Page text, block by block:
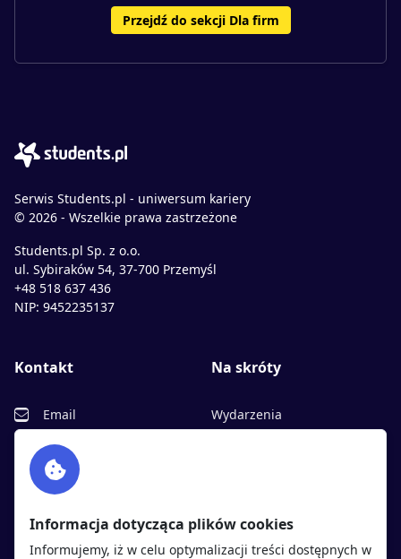
Przejdź do sekcji Dla firm
Serwis Students.pl - uniwersum kariery
© 2026 - Wszelkie prawa zastrzeżone
Students.pl Sp. z o.o.
ul. Sybiraków 54, 37-700 Przemyśl
+48 518 637 436
NIP: 9452235137
Kontakt
Email
Facebook
Twitter
Na skróty
Wydarzenia
Polityka cookies
Polityka prywatności
Informacja dotycząca plików cookies
Informujemy, iż w celu optymalizacji treści dostępnych w